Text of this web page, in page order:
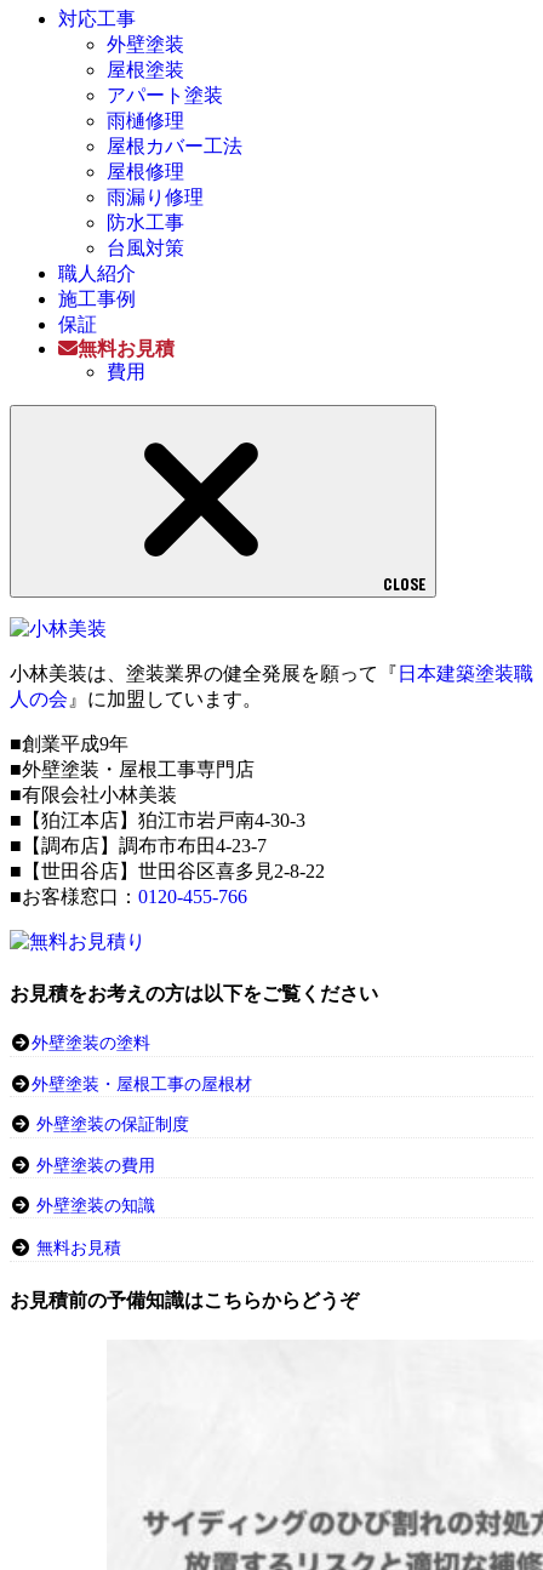
対応工事
外壁塗装
屋根塗装
アパート塗装
雨樋修理
屋根カバー工法
屋根修理
雨漏り修理
防水工事
台風対策
職人紹介
施工事例
保証
無料お見積
費用
CLOSE
小林美装は、塗装業界の健全発展を願って『 日本建築塗装職
人の会 』に加盟しています。
■創業平成9年
■外壁塗装・屋根工事専門店
■有限会社小林美装
■【狛江本店】狛江市岩戸南4-30-3
■【調布店】調布市布田4-23-7
■【世田谷店】世田谷区喜多見2-8-22
■お客様窓口： 0120-455-766
お見積をお考えの方は以下をご覧ください
外壁塗装の塗料
外壁塗装・屋根工事の屋根材
外壁塗装の保証制度
外壁塗装の費用
外壁塗装の知識
無料お見積
お見積前の予備知識はこちらからどうぞ